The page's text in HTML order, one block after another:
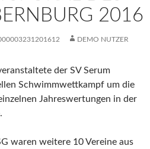
2016
DEMO NUTZER
der SV Serum
Schwimmwettkampf um die
Jahreswertungen in der
waren weitere 10 Vereine aus